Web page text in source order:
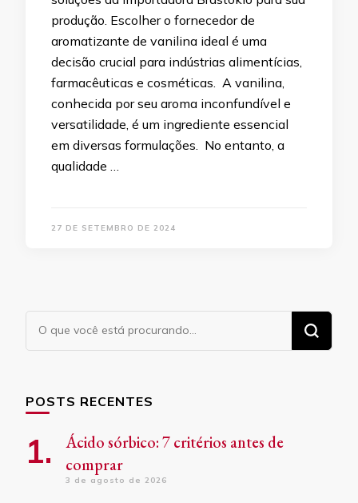
produção. Escolher o fornecedor de
aromatizante de vanilina ideal é uma
decisão crucial para indústrias alimentícias,
farmacêuticas e cosméticas. A vanilina,
conhecida por seu aroma inconfundível e
versatilidade, é um ingrediente essencial
em diversas formulações. No entanto, a
qualidade …
27 DE SETEMBRO DE 2024
Procurando
algo?
POSTS RECENTES
Ácido sórbico: 7 critérios antes de
comprar
3 de agosto de 2026